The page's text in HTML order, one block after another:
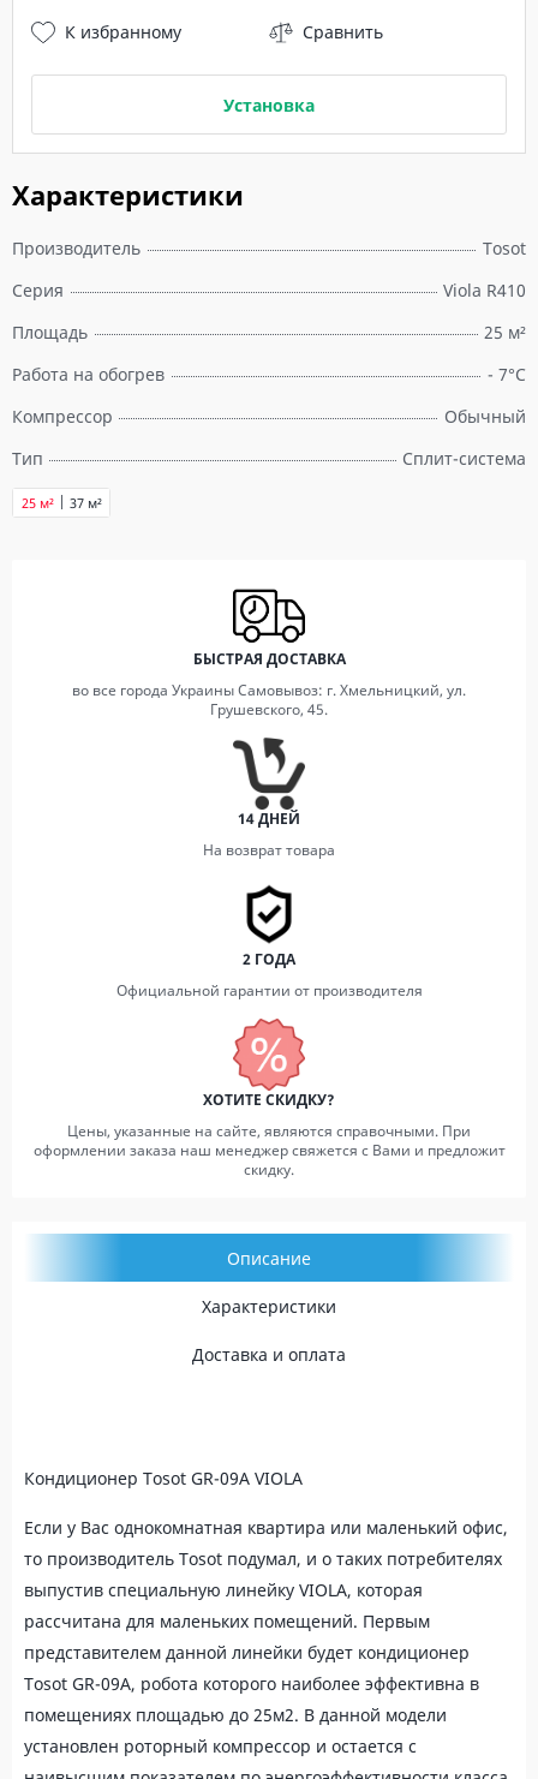
Характеристики
Производитель
Tosot
Серия
Viola R410
Площадь
25 м²
Работа на обогрев
- 7°C
Компрессор
Обычный
Тип
Сплит-система
25 м² 37 м²
К избранному Сравнить
Установка
БЫСТРАЯ ДОСТАВКА
во все города Украины Самовывоз: г. Хмельницкий, ул.
Грушевского, 45.
14 ДНЕЙ
На возврат товара
2 ГОДА
Официальной гарантии от производителя
ХОТИТЕ СКИДКУ?
Цены, указанные на сайте, являются справочными. При
оформлении заказа наш менеджер свяжется с Вами и предложит
скидку.
Описание
Характеристики
Доставка и оплата
Кондиционер Tosot GR-09A VIOLA
Если у Вас однокомнатная квартира или маленький офис,
то производитель Tosot подумал, и о таких потребителях
выпустив специальную линейку VIOLA, которая
рассчитана для маленьких помещений. Первым
представителем данной линейки будет кондиционер
Tosot GR-09A, робота которого наиболее эффективна в
помещениях площадью до 25м2. В данной модели
установлен роторный компрессор и остается с